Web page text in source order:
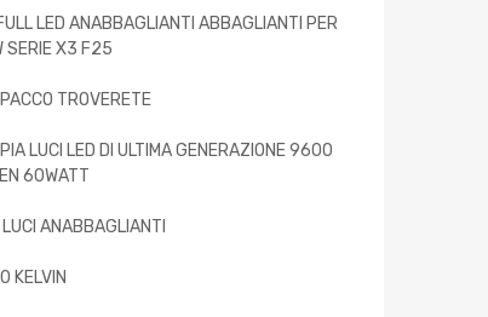
LED ANABBAGLIANTI ABBAGLIANTI PER
SERIE X3 F25
TROVERETE
LUCI LED DI ULTIMA GENERAZIONE 9600
60WATT
LUCI ANABBAGLIANTI
KELVIN